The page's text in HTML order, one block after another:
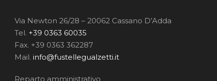
Via Newton 26/28 – 20062 Cassano D’Adda
Tel. +39 0363 60035
Fax. +39 0363 362287
Mail. info@fustellegualzetti.it
Reparto amministrativo